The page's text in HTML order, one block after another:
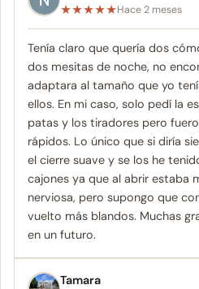
★★★★★Hace 2 meses
Tenía claro que quería dos
dos mesitas de noche, no
adaptara al tamaño que yo
ellos. En mi caso, solo pedí la
patas y los tiradores pero
rápidos. Lo único que si diría
el cierre suave y se los he
cajones ya que al abrir estaba
nerviosa, pero supongo que
vuelto más blandos. Muchas
en un futuro.
Tamara